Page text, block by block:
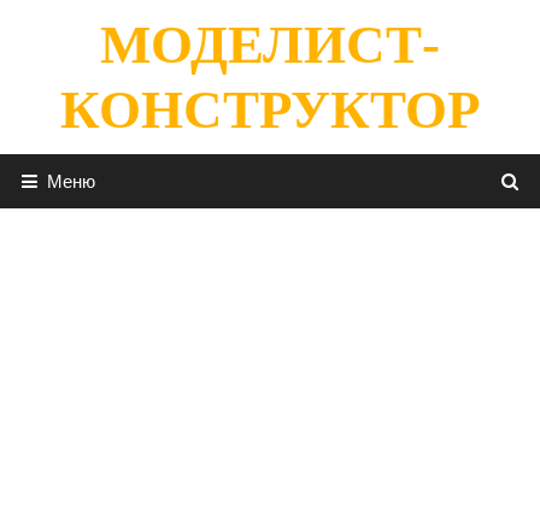
содержимомуМОДЕЛИСТ-
КОНСТРУКТОР
Меню